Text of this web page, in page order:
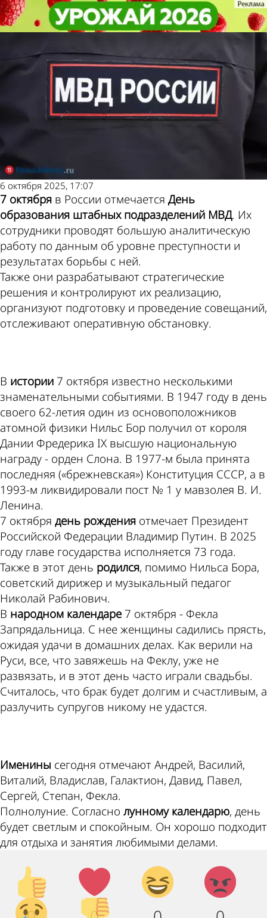
7 октября - День образования
штабных подразделений МВД
Не забудь!
6 октября 2025, 17:07
7 октября в России отмечается День
образования штабных подразделений МВД. Их
сотрудники проводят большую аналитическую
работу по данным об уровне преступности и
результатах борьбы с ней.
Также они разрабатывают стратегические
решения и контролируют их реализацию,
организуют подготовку и проведение совещаний,
отслеживают оперативную обстановку.
В истории 7 октября известно несколькими
знаменательными событиями. В 1947 году в день
своего 62-летия один из основоположников
атомной физики Нильс Бор получил от короля
Дании Фредерика IX высшую национальную
награду - орден Слона. В 1977-м была принята
последняя («брежневская») Конституция СССР, а в
1993-м ликвидировали пост № 1 у мавзолея В. И.
Ленина.
7 октября день рождения отмечает Президент
Российской Федерации Владимир Путин. В 2025
году главе государства исполняется 73 года.
Также в этот день родился, помимо Нильса Бора,
советский дирижер и музыкальный педагог
Николай Рабинович.
В народном календаре7 октября - Фекла
Запрядальница. С нее женщины садились прясть,
ожидая удачи в домашних делах. Как верили на
Руси, все, что завяжешь на Феклу, уже не
развязать, и в этот день часто играли свадьбы.
Считалось, что брак будет долгим и счастливым, а
разлучить супругов никому не удастся.
Именины сегодня отмечают Андрей, Василий,
Виталий, Владислав, Галактион, Давид, Павел,
Сергей, Степан, Фекла.
Полнолуние. Согласно лунному календарю, день
будет светлым и спокойным. Он хорошо подходит
для отдыха и занятия любимыми делами.
Палец
вверх!
Лайк!
Дикий
смех!
Агрессия!
Грусть
Палец
7 октября - День образования
штабных подразделений МВД
Не забудь!
Погода и курсы валют в
Пензе